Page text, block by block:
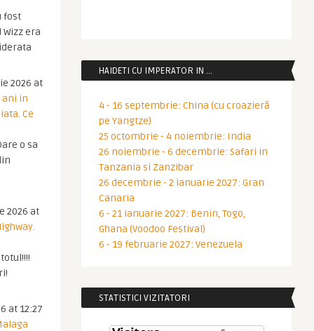
fost
era
2026 at
ani in
Ce
o sa
2026 at
at 12:27
HAIDETI CU IMPERATOR IN …
4 - 16 septembrie: China (cu croazieră
pe Yangtze)
25 octombrie - 4 noiembrie: India
26 noiembrie - 6 decembrie: Safari in
Tanzania si Zanzibar
26 decembrie - 2 ianuarie 2027: Gran
Canaria
6 - 21 ianuarie 2027: Benin, Togo,
Ghana (Voodoo Festival)
6 - 19 februarie 2027: Venezuela
STATISTICI VIZITATORI